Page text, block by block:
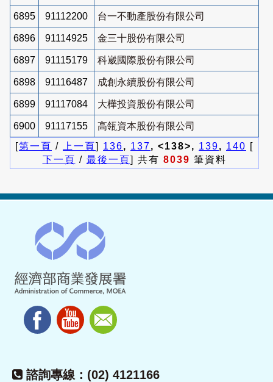
6895 91112200 台一不動產股份有限公司
6896 91114925 金三十股份有限公司
6897 91115179 科崴國際股份有限公司
6898 91116487 成創永續股份有限公司
6899 91117084 大樺投資股份有限公司
6900 91117155
高瓴資本股份有限公司
[第一頁 / 上一頁] 136, 137, <138>, 139, 140 [
下一頁 / 最後一頁] 共有 8039 筆資料
諮詢專線：(02) 4121166